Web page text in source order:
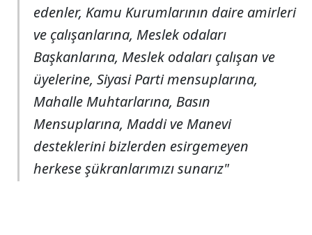
edenler, Kamu Kurumlarının daire amirleri
ve çalışanlarına, Meslek odaları
Başkanlarına, Meslek odaları çalışan ve
üyelerine, Siyasi Parti mensuplarına,
Mahalle Muhtarlarına, Basın
Mensuplarına, Maddi ve Manevi
desteklerini bizlerden esirgemeyen
herkese şükranlarımızı sunarız"